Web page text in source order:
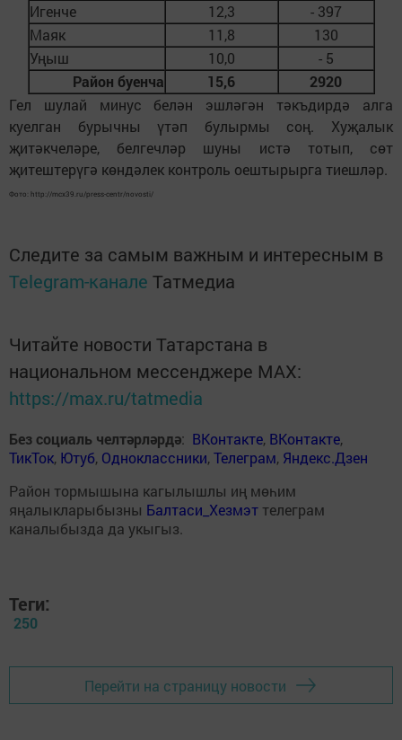
Игенче
12,3
- 397
Маяк
11,8
130
Уңыш
10,0
- 5
Район буенча
15,6
2920
Гел шулай минус белән эшләгән тәкъдирдә алга
куелган бурычны үтәп булырмы соң. Хуҗалык
җитәкчеләре, белгечләр шуны истә тотып, сөт
җитештерүгә көндәлек контроль оештырырга тиешләр.
Фото: http://mcx39.ru/press-centr/novosti/
Следите за самым важным и интересным в
Telegram-канале Татмедиа
Читайте новости Татарстана в
национальном мессенджере MАХ:
https://max.ru/tatmedia
Без социаль челтәрләрдә: ВКонтакте, ВКонтакте,
ТикТок, Ютуб, Одноклассники,Телеграм, Яндекс.Дзен
Район тормышына кагылышлы иң мөһим
яңалыкларыбызны Балтаси_Хезмэт телеграм
каналыбызда да укыгыз.
Теги:
250
Перейти на страницу новости